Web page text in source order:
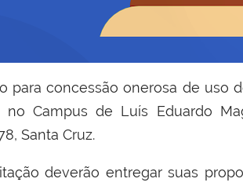
para concessão onerosa de uso
Campus de Luís Eduardo
Santa Cruz.
deverão entregar suas